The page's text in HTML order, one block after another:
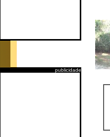
publicidade